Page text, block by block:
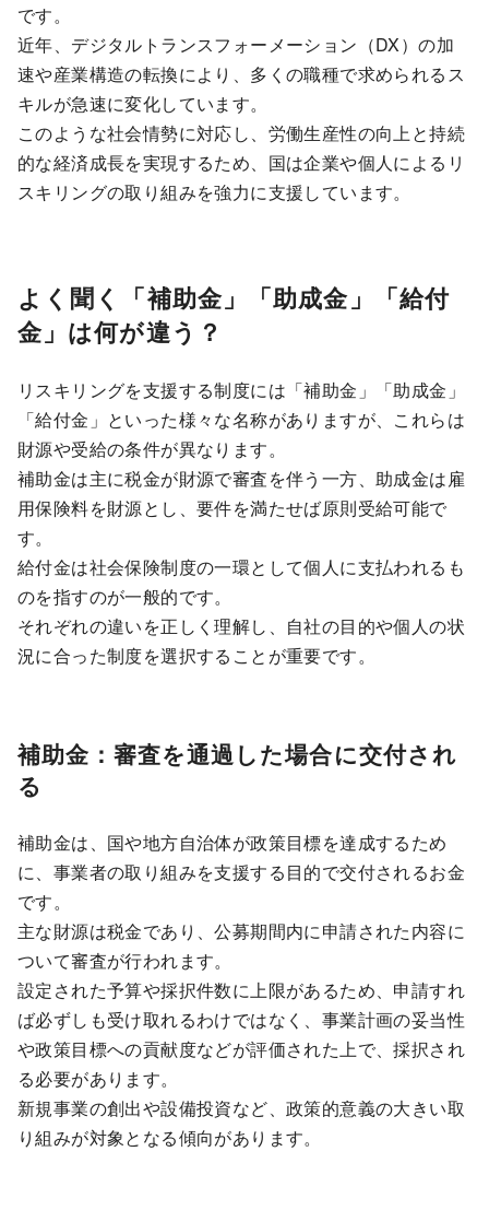
です。
近年、デジタルトランスフォーメーション（DX）の加
速や産業構造の転換により、多くの職種で求められるス
キルが急速に変化しています。
このような社会情勢に対応し、労働生産性の向上と持続
的な経済成長を実現するため、国は企業や個人によるリ
スキリングの取り組みを強力に支援しています。
よく聞く「補助金」「助成金」「給付
金」は何が違う？
リスキリングを支援する制度には「補助金」「助成金」
「給付金」といった様々な名称がありますが、これらは
財源や受給の条件が異なります。
補助金は主に税金が財源で審査を伴う一方、助成金は雇
用保険料を財源とし、要件を満たせば原則受給可能で
す。
給付金は社会保険制度の一環として個人に支払われるも
のを指すのが一般的です。
それぞれの違いを正しく理解し、自社の目的や個人の状
況に合った制度を選択することが重要です。
補助金：審査を通過した場合に交付され
る
補助金は、国や地方自治体が政策目標を達成するため
に、事業者の取り組みを支援する目的で交付されるお金
です。
主な財源は税金であり、公募期間内に申請された内容に
ついて審査が行われます。
設定された予算や採択件数に上限があるため、申請すれ
ば必ずしも受け取れるわけではなく、事業計画の妥当性
や政策目標への貢献度などが評価された上で、採択され
る必要があります。
新規事業の創出や設備投資など、政策的意義の大きい取
り組みが対象となる傾向があります。